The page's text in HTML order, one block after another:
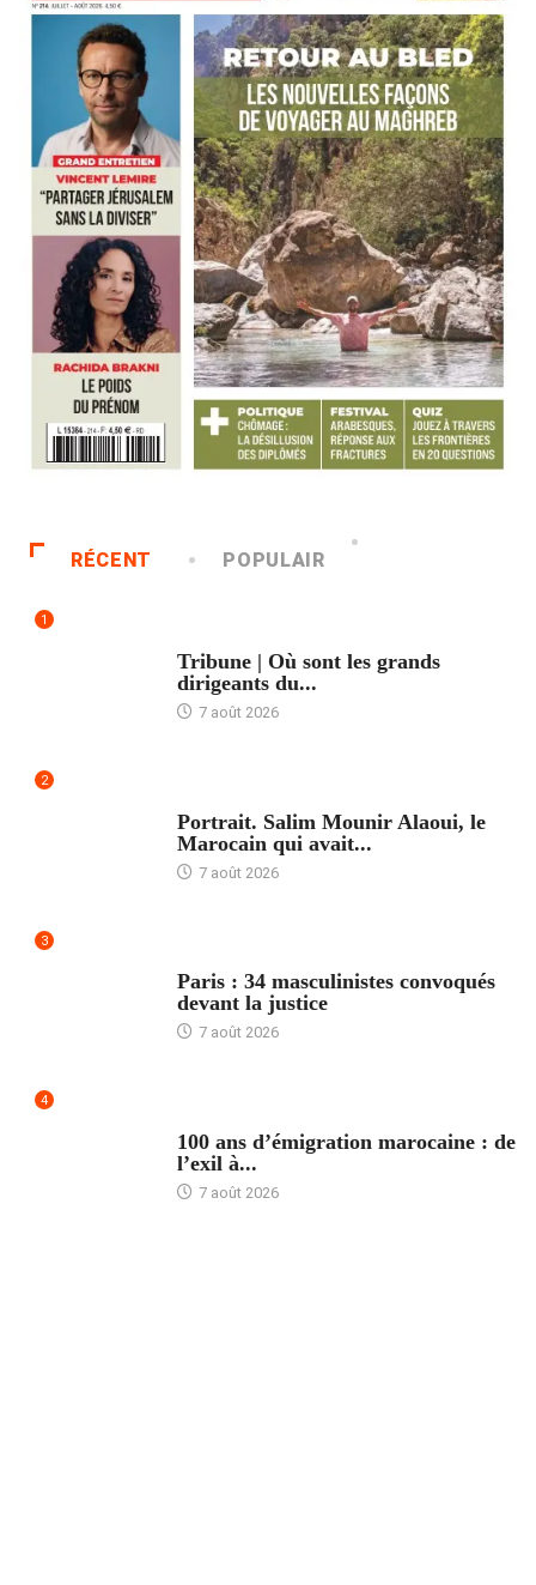
RÉCENT POPULAIR
1
Tribune | Où sont les grands
dirigeants du...
7 août 2026
2
Portrait. Salim Mounir Alaoui, le
Marocain qui avait...
7 août 2026
3
Paris : 34 masculinistes convoqués
devant la justice
7 août 2026
4
100 ans d’émigration marocaine : de
l’exil à...
7 août 2026